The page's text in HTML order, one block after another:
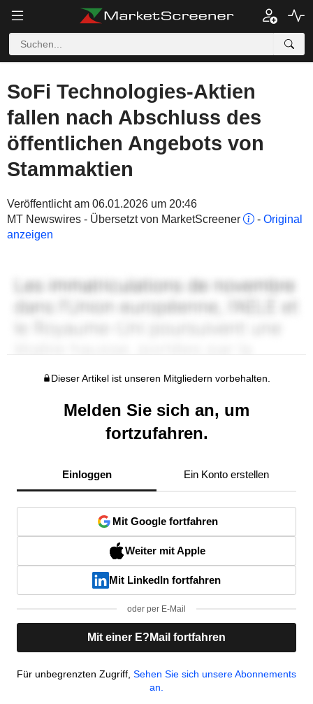
SoFi Technologies-Aktien
fallen nach Abschluss des
öffentlichen Angebots von
Stammaktien
Veröffentlicht am 06.01.2026 um 20:46
MT Newswires - Übersetzt von MarketScreener
- Original
anzeigen
Dieser Artikel ist unseren Mitgliedern vorbehalten.
Melden Sie sich an, um
fortzufahren.
Einloggen Ein Konto erstellen
Mit Google fortfahren
Weiter mit Apple
Mit LinkedIn fortfahren
oder per E-Mail
Mit einer E?Mail fortfahren
Für unbegrenzten Zugriff, Sehen Sie sich unsere Abonnements
an.